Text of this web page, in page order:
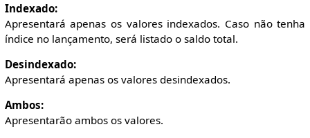
Indexado:
Apresentará apenas os valores indexados. Caso não tenha
índice no lançamento, será listado o saldo total.
Desindexado:
Apresentará apenas os valores desindexados.
Ambos:
Apresentarão ambos os valores.